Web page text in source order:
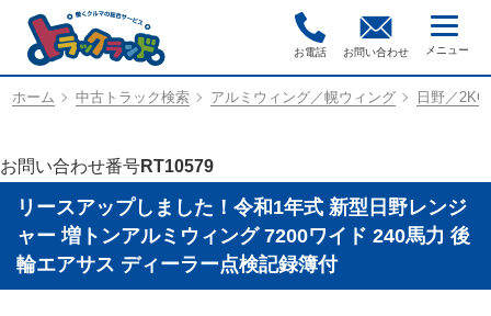
お電話 お問い合わせ
ホーム 中古トラック検索 アルミウィング／幌ウィング 日野／
お問い合わせ番号RT10579
リースアップしました！令和1年式 新型日野レンジ
ャー 増トンアルミウィング 7200ワイド 240馬力 後
輪エアサス ディーラー点検記録簿付